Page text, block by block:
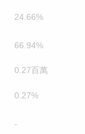
24.66%
66.94%
0.27百萬
0.27%
-